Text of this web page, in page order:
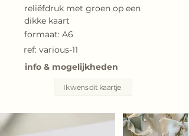
reliëfdruk met groen op een
dikke kaart
formaat: A6
ref: various-11
info & mogelijkheden
Ik wens dit kaartje